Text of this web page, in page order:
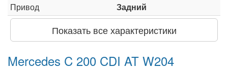
Привод
Задний
Показать все характеристики
Mercedes C 200 CDI AT W204